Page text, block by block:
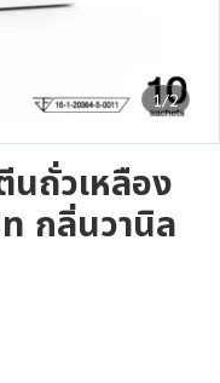
1/2
นถั่วเหลือง
กลิ่นวานิล